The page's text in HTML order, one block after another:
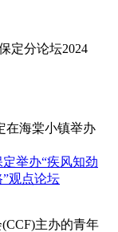
定分论坛2024
在海棠小镇举办
举办“疾风知劲
观点论坛
主办的青年